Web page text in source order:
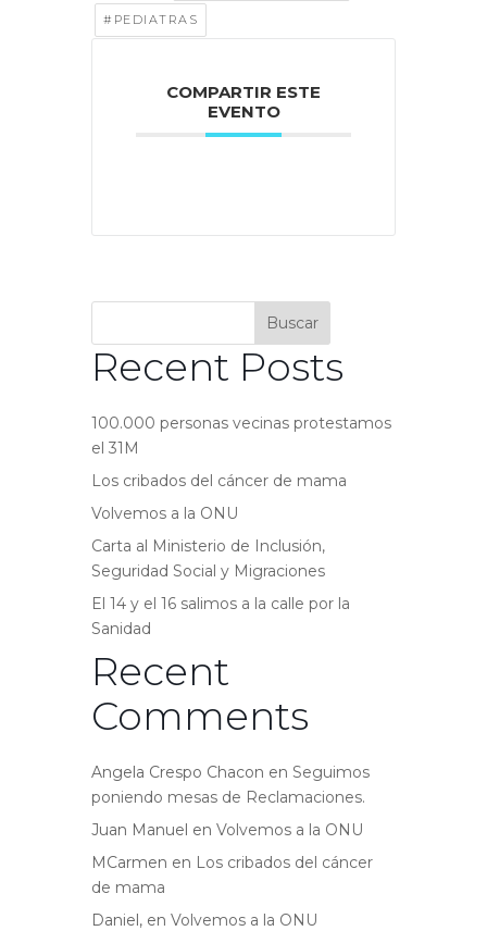
#PEDIATRAS
COMPARTIR ESTE
EVENTO
Buscar
Recent Posts
100.000 personas vecinas protestamos
el 31M
Los cribados del cáncer de mama
Volvemos a la ONU
Carta al Ministerio de Inclusión,
Seguridad Social y Migraciones
El 14 y el 16 salimos a la calle por la
Sanidad
Recent
Comments
Angela Crespo Chacon en Seguimos
poniendo mesas de Reclamaciones.
Juan Manuel en Volvemos a la ONU
MCarmen en Los cribados del cáncer
de mama
Daniel, en Volvemos a la ONU